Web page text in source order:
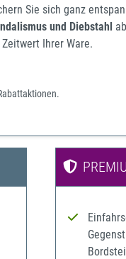
Sie sich ganz
und Diebstahl
Ihrer Ware.